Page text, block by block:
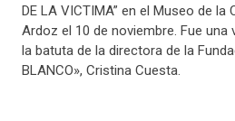
DE LA VICTIMA” en el Museo de la
Ardoz el 10 de noviembre. Fue
la batuta de la directora de la
BLANCO», Cristina Cuesta.